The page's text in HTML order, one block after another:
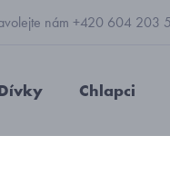
nám +420 604 203
Chlapci